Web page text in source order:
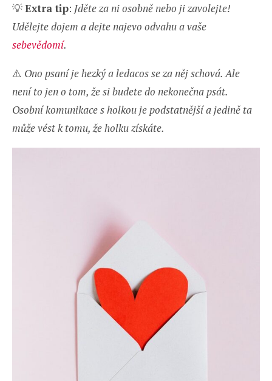
💡Extra tip: Jděte za ni osobně nebo ji zavolejte!
Udělejte dojem a dejte najevo odvahu a vaše
sebevědomí.
⚠️ Ono psaní je hezký a ledacos se za něj schová. Ale
není to jen o tom, že si budete do nekonečna psát.
Osobní komunikace s holkou je podstatnější a jedině ta
může vést k tomu, že holku získáte.